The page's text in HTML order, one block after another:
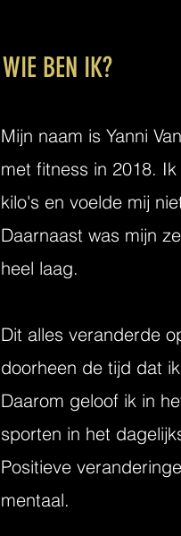
WIE BEN IK?
Mijn naam is Yanni
met fitness in 2018.
kilo's en voelde mij
Daarnaast was mijn
heel laag.
Dit alles veranderde
doorheen de tijd dat
Daarom geloof ik in
sporten in het
Positieve
mentaal.